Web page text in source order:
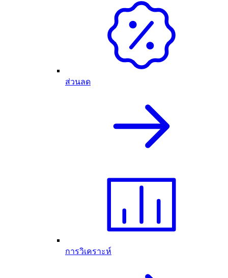
ส่วนลด
การวิเคราะห์